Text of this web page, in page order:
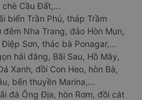
Cầu Đất,...
biển Trần Phú, tháp Trầm
Nha Trang, đảo Hòn Mun,
Sơn, thác bà Ponagar,...
hải đăng, Bãi Sau, Hồ Mây,
Xanh, đồi Con Heo, hòn Bà,
bến thuyền Marina,...
đá Ông Địa, hòn Rơm, đồi cát